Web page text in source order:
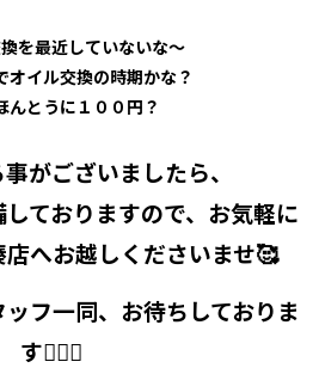
を最近していないな～
オイル交換の時期かな？
んとうに１００円？
がございましたら、
ておりますので、お気軽に
へお越しくださいませ🥰
フ一同、お待ちしておりま
す🙇‍♀️✨